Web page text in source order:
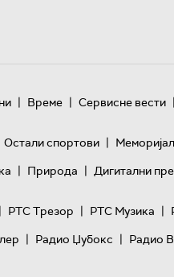
| Време | Сервисне вести |
Остали спортови |
| Природа | Дигитални
| РТС Трезор | РТС Музика |
| Радио Џубокс | Радио